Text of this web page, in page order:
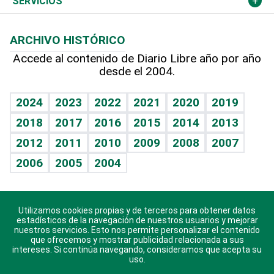
Hablando con el pediatra
Vida y familia
Eñe
Celebrando la vida
Sin complejos
En pocas palabras
Escuchando al corazón
Economía Personal
Línea de hit
TBT Deportivo
Más firmas
Hecho en casa
Guía del dinero
Cumpleaños
Horóscopos
Crucigramas
ARCHIVO HISTÓRICO
Accede al contenido de Diario Libre año por año
desde el 2004.
2024 2023 2022 2021 2020
2019
2018
2017 2016 2015 2014
2013
2012
2011 2010 2009 2008
2007
2006
2005 2004
Descarga nuestras aplicaciones para Android, iOS y
sistema Huawei.
Utilizamos cookies propias y de terceros para obtener datos
estadísticos de la navegación de nuestros usuarios y mejorar
nuestros servicios. Esto nos permite personalizar el contenido
que ofrecemos y mostrar publicidad relacionada a sus
intereses. Si continúa navegando, consideramos que acepta su
uso.